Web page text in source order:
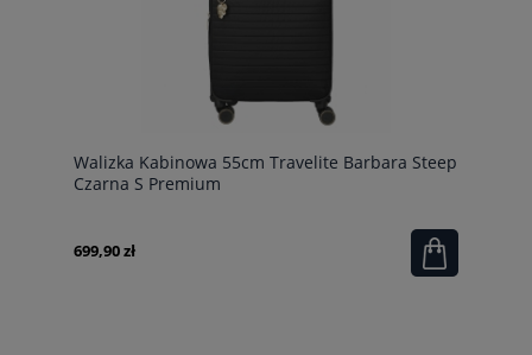
Walizka Kabinowa 55cm Travelite Barbara Steep
Czarna S Premium
699,90 zł